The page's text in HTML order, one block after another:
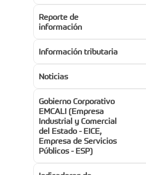
Reporte de
información
Información tributaria
Noticias
Gobierno Corporativo
EMCALI (Empresa
Industrial y Comercial
del Estado - EICE,
Empresa de Servicios
Públicos - ESP)